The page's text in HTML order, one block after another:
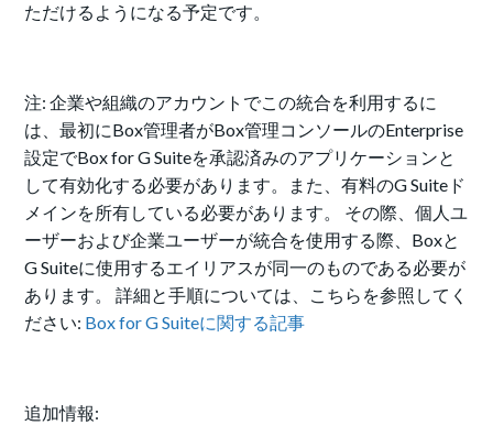
ただけるようになる予定です。
注: 企業や組織のアカウントでこの統合を利用するに
は、最初にBox管理者がBox管理コンソールのEnterprise
設定でBox for G Suiteを承認済みのアプリケーションと
して有効化する必要があります。また、有料のG Suiteド
メインを所有している必要があります。 その際、個人ユ
ーザーおよび企業ユーザーが統合を使用する際、Boxと
G Suiteに使用するエイリアスが同一のものである必要が
あります。 詳細と手順については、こちらを参照してく
ださい: Box for G Suiteに関する記事
追加情報: